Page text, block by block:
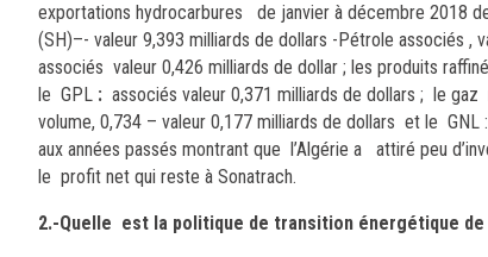
exportations hydrocarbures de janvier à décembre 2018
(SH)–- valeur 9,393 milliards de dollars -Pétrole associés ,
associés valeur 0,426 milliards de dollar ; les produits
le GPL : associés valeur 0,371 milliards de dollars ; le gaz
volume, 0,734 – valeur 0,177 milliards de dollars et le GNL
aux années passés montrant que l’Algérie a attiré peu
le profit net qui reste à Sonatrach.
2.-Quelle est la politique de transition énergétique de